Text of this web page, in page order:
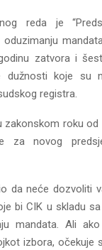
reda je
zatvora i
dužnosti koje su
registra.
zakonskom roku
za novog
da neće dozvoliti
bi CIK u skladu
mandata. Ali
izbora, očekuje